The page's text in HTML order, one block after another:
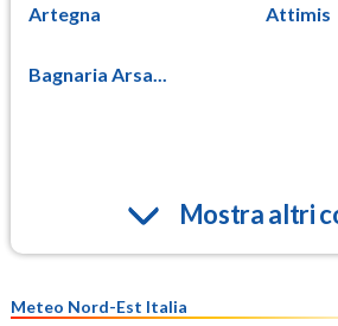
Artegna Attimis
Bagnaria Arsa...
Mostra altri
Meteo Nord-Est Italia